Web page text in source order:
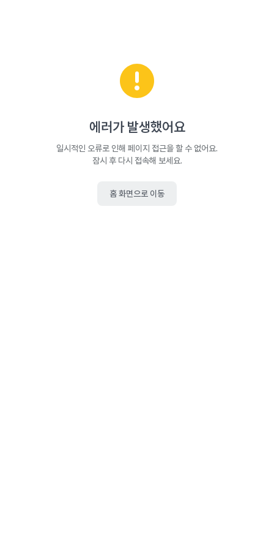
에러가 발생했어요
일시적인 오류로 인해 페이지 접근을 할 수 없어요.
잠시 후 다시 접속해 보세요.
홈 화면으로 이동